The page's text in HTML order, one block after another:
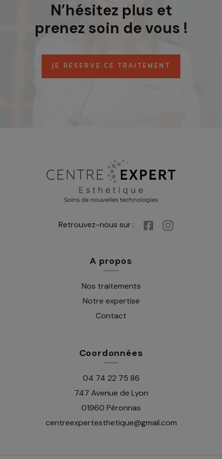
N’hésitez plus et
prenez soin de vous !
JE RÉSERVE CE TRAITEMENT
Retrouvez-nous sur :
A propos
Nos traitements
Notre expertise
Contact
Coordonnées
04 74 22 75 86
747 Avenue de Lyon
01960 Péronnas
centreexpertesthetique@gmail.com